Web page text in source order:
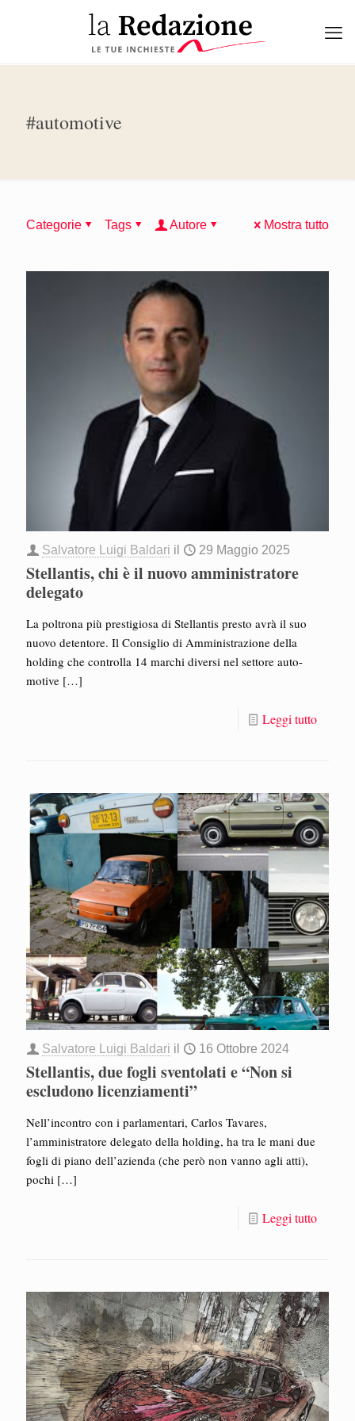
#automotive
Categorie Tags Autore Mostra tutto
Salvatore Luigi Baldari il 29 Maggio 2025
Stellantis, chi è il nuovo amministratore
delegato
La poltrona più prestigiosa di Stellantis presto avrà il suo
nuovo detentore. Il Consiglio di Amministrazione della
holding che controlla 14 marchi diversi nel settore auto-
motive […]
Leggi tutto
Salvatore Luigi Baldari il 16 Ottobre 2024
Stellantis, due fogli sventolati e “Non si
escludono licenziamenti”
Nell’incontro con i parlamentari, Carlos Tavares,
l’amministratore delegato della holding, ha tra le mani due
fogli di piano dell’azienda (che però non vanno agli atti),
pochi […]
Leggi tutto